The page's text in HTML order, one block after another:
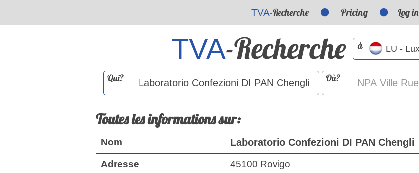
TVA-Recherche Pricing Log in
TVA-Recherche à
Qui? Où?
Toutes les informations sur:
Nom Laboratorio Confezioni DI PAN Chengli
Adresse 45100 Rovigo